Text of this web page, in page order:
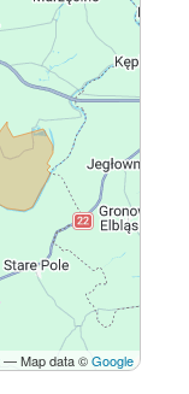
— Map data ©Google